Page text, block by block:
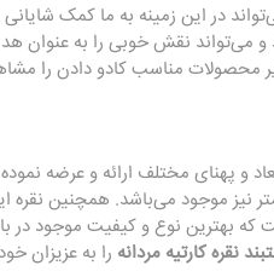
در این زمینه به ما کمک
نقش خوبی را به عنوان
محصولات مناسب کادو دادن را
و پهنای مختلف ارائه و عرضه
حدودا ۳ میلیمتر شروع شده و تا قطر ۱ سانتی‌متر نیز
استرلینگ با عیار ۹۲۵ ساخته شده است که بهترین
نقره کارتیه مردانه را به عزیزان